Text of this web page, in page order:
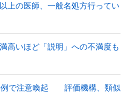
の医師、一般名処方行ってい
いほど「説明」への不満度も
例で注意喚起 評価機構、類似